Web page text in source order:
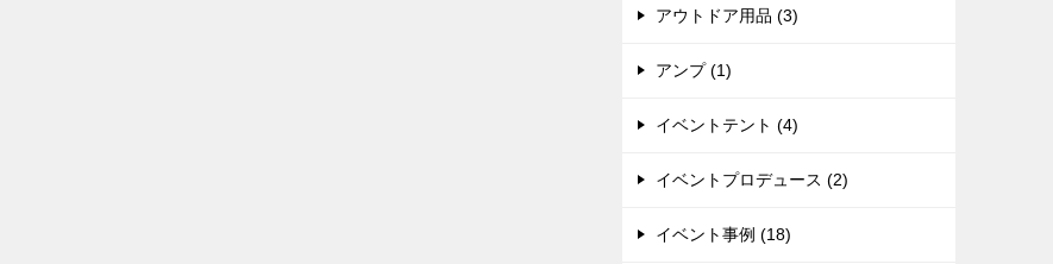
アウトドア用品 (3)
アンプ (1)
イベントテント (4)
イベントプロデュース (2)
イベント事例 (18)